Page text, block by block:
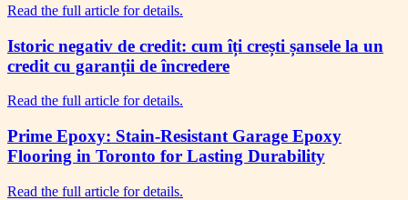
Read the full article for details.
Istoric negativ de credit: cum îți crești șansele la un
credit cu garanții de încredere
Read the full article for details.
Prime Epoxy: Stain-Resistant Garage Epoxy
Flooring in Toronto for Lasting Durability
Read the full article for details.